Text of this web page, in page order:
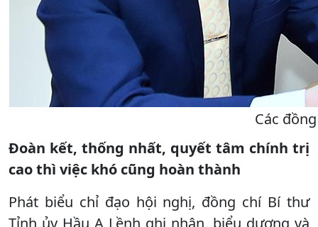
Các
Đoàn kết, thống nhất, quyết tâm chính trị
cao thì việc khó cũng hoàn thành
Phát biểu chỉ đạo hội nghị, đồng chí Bí thư
Tỉnh ủy Hầu A Lềnh ghi nhận, biểu dương và